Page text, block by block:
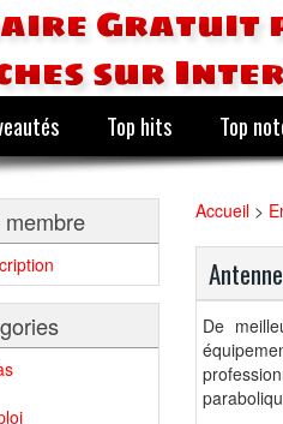
Gratuit
sur
Top hits Top
Accueil >
De